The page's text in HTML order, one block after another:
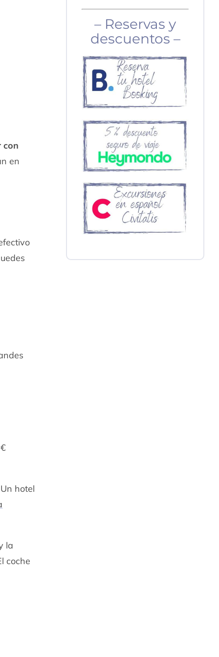
con
en
hotel
la
coche
– Reservas y
descuentos –